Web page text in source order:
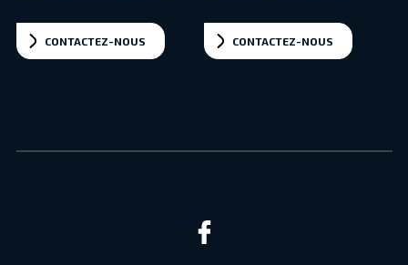
CONTACTEZ-NOUS CONTACTEZ-NOUS